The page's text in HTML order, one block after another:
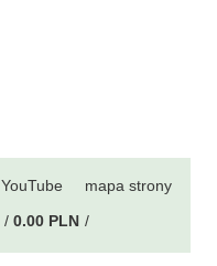
YouTube mapa strony
0.00 PLN